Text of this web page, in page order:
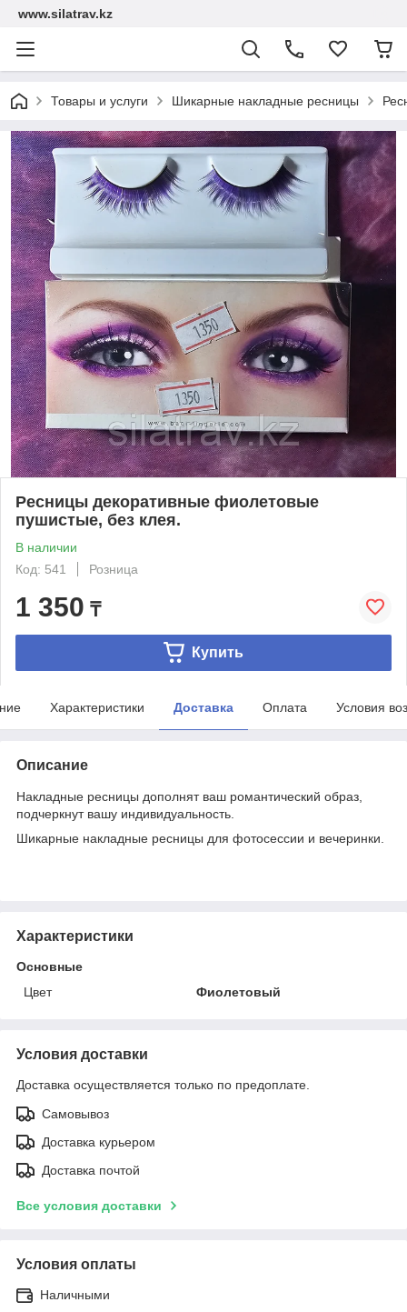
www.silatrav.kz
Товары и услуги Шикарные накладные ресницы
Ресницы декоративные фиолетовые
пушистые, без клея.
В наличии
Код: 541
Розница
1 350 ₸
Купить
Характеристики Доставка Оплата Условия
Описание
Накладные ресницы дополнят ваш романтический образ,
подчеркнут вашу индивидуальность.
Шикарные накладные ресницы для фотосессии и вечеринки.
Характеристики
Основные
Цвет
Фиолетовый
Условия доставки
Доставка осуществляется только по предоплате.
Самовывоз
Доставка курьером
Доставка почтой
Все условия доставки
Условия оплаты
Наличными